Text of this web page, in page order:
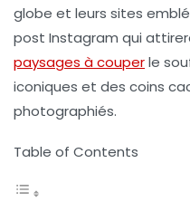
globe et leurs sites
post Instagram qui
paysages à couperle
iconiques et des coins
photographiés.
Table of Contents